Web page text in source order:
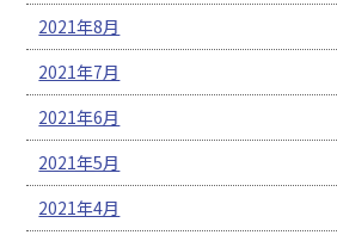
2021年8月
2021年7月
2021年6月
2021年5月
2021年4月